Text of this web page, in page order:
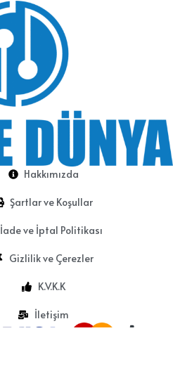
Hakkımızda
Şartlar ve Koşullar
İade ve İptal Politikası
Gizlilik ve Çerezler
K.V.K.K
İletişim